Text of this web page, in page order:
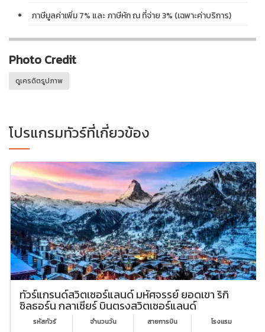
ภาษีมูลค่าเพิ่ม 7% และ ภาษีหัก ณ ที่จ่าย 3% (เฉพาะค่าบริการ)
Photo Credit
ดูเครดิตรูปภาพ
โปรแกรมทัวร์ที่เกี่ยวข้อง
ทัวร์แกรนด์สวิตเซอร์แลนด์ มหัศจรรย์ ยอดเขา ริกิ
ชิลธอร์น กลาเซียร์ บินตรงสวิตเซอร์แลนด์
รหัสทัวร์ จำนวนวัน สายการบิน โรงเเรม